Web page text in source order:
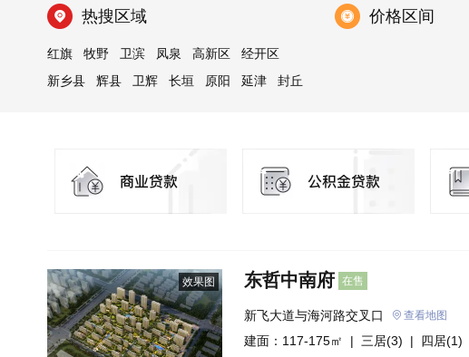
热搜区域
红旗 牧野 卫滨 凤泉 高新区
经开区
新乡县
辉县 卫辉 长垣 原阳 延津
封丘
价格区间
效果图 东哲中南府 在售
新飞大道与海河路交叉口 查看地图
建面：117-175㎡ | 三居(3) | 四居(1)